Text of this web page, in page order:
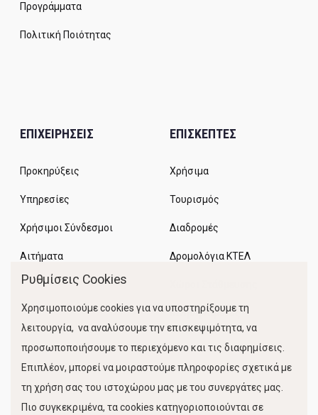
Προγράμματα
Πολιτική Ποιότητας
ΕΠΙΧΕΙΡΗΣΕΙΣ
Προκηρύξεις
Υπηρεσίες
Χρήσιμοι Σύνδεσμοι
Αιτήματα
ΕΠΙΣΚΕΠΤΕΣ
Χρήσιμα
Τουρισμός
Διαδρομές
Δρομολόγια ΚΤΕΛ
Κίνηση Λιμένος
Ρυθμίσεις Cookies
Χρησιμοποιούμε cookies για να υποστηρίξουμε τη
λειτουργία, να αναλύσουμε την επισκεψιμότητα, να
προσωποποιήσουμε το περιεχόμενο και τις διαφημίσεις.
Επιπλέον, μπορεί να μοιραστούμε πληροφορίες σχετικά με
τη χρήση σας του ιστοχώρου μας με του συνεργάτες μας.
Πιο συγκεκριμένα, τα cookies κατηγοριοποιούνται σε